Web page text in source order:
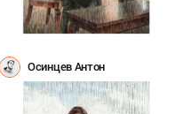
Осинцев Антон